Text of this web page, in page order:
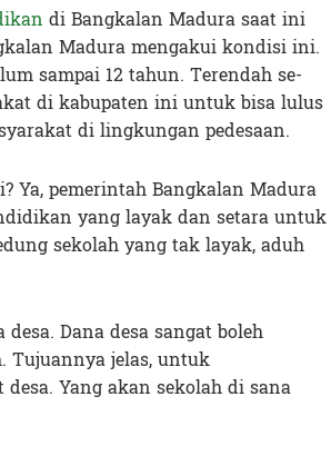
di Bangkalan Madura saat ini
Madura mengakui kondisi ini.
sampai 12 tahun. Terendah se-
di kabupaten ini untuk bisa lulus
di lingkungan pedesaan.
Ya, pemerintah Bangkalan Madura
yang layak dan setara untuk
sekolah yang tak layak, aduh
Dana desa sangat boleh
Tujuannya jelas, untuk
Yang akan sekolah di sana